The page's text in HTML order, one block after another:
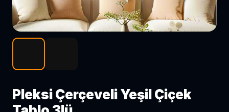
Pleksi Çerçeveli Yeşil Çiçek